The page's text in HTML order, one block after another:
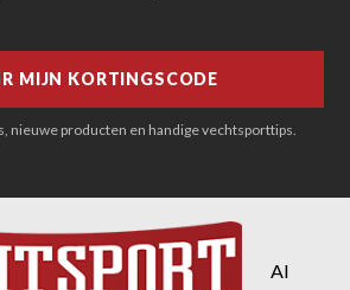
nieuwe producten en handige vechtsporttips.
Al